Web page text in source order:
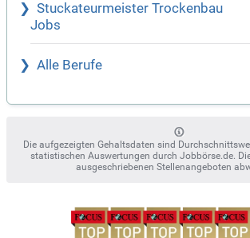
Stuckateurmeister Trockenbau
Jobs
Alle Berufe
Die aufgezeigten Gehaltsdaten sind
statistischen Auswertungen durch Jobbörse.de.
ausgeschriebenen Stellenangeboten